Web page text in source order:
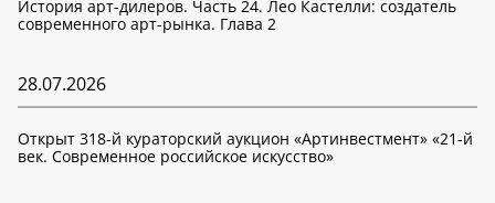
История арт-дилеров. Часть 24. Лео Кастелли: создатель
современного арт-рынка. Глава 2
28.07.2026
Открыт 318-й кураторский аукцион «Артинвестмент» «21-й
век. Современное российское искусство»